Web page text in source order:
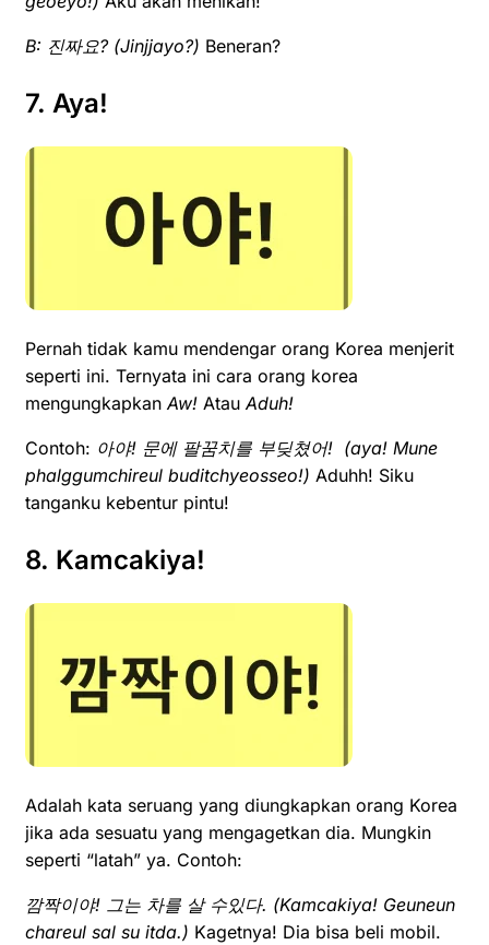
B: 진짜요? (Jinjjayo?) Beneran?
7. Aya!
Pernah tidak kamu mendengar orang Korea menjerit
seperti ini. Ternyata ini cara orang korea
mengungkapkan Aw! Atau Aduh!
Contoh: 아야! 문에 팔꿈치를 부딪쳤어! (aya! Mune
phalggumchireul buditchyeosseo!) Aduhh! Siku
tanganku kebentur pintu!
8. Kamcakiya!
Adalah kata seruang yang diungkapkan orang Korea
jika ada sesuatu yang mengagetkan dia. Mungkin
seperti “latah” ya. Contoh:
깜짝이야! 그는 차를 살 수있다. (Kamcakiya! Geuneun
chareul sal su itda.) Kagetnya! Dia bisa beli mobil.